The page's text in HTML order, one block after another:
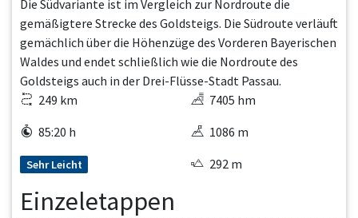
Die Südvariante ist im Vergleich zur Nordroute die
gemäßigtere Strecke des Goldsteigs. Die Südroute verläuft
gemächlich über die Höhenzüge des Vorderen Bayerischen
Waldes und endet schließlich wie die Nordroute des
Goldsteigs auch in der Drei-Flüsse-Stadt Passau.
249 km
85:20 h
Sehr Leicht
7405 hm
1086 m
292 m
Einzeletappen